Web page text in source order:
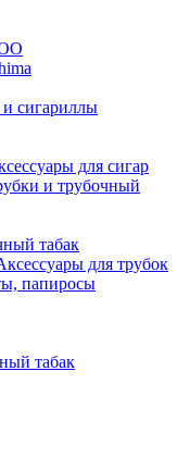
сигариллы
для сигар
и трубочный
табак
для трубок
папиросы
табак